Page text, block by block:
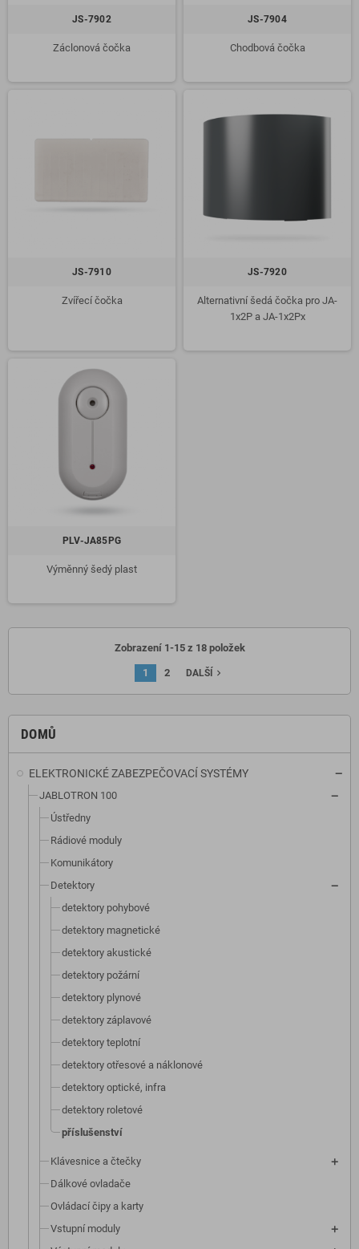
DOMŮ
ELEKTRONICKÉ ZABEZPEČOVACÍ SYSTÉMY
JABLOTRON 100
Ústředny
Rádiové moduly
Komunikátory
Detektory
detektory pohybové
detektory magnetické
detektory akustické
detektory požární
detektory plynové
detektory záplavové
detektory teplotní
detektory otřesové a náklonové
detektory optické, infra
detektory roletové
příslušenství
Klávesnice a čtečky
Dálkové ovladače
Ovládací čipy a karty
Vstupní moduly
JS-7902
Záclonová čočka
JS-7904
Chodbová čočka
JS-7910
Zvířecí čočka
JS-7920
Alternativní šedá čočka pro JA-
1x2P a JA-1x2Px
PLV-JA85PG
Výměnný šedý plast
Zobrazení 1-15 z 18 položek
1 2 DALŠÍ navigate_next